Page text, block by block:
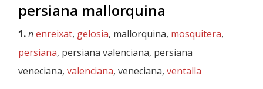
persiana mallorquina
1.nenreixat, gelosia, mallorquina, mosquitera,
persiana, persiana valenciana, persiana
veneciana, valenciana, veneciana, ventalla